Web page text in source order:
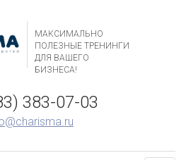
МАКСИМАЛЬНО
ПОЛЕЗНЫЕ ТРЕНИНГИ
ДЛЯ ВАШЕГО
БИЗНЕСА!
383-07-03